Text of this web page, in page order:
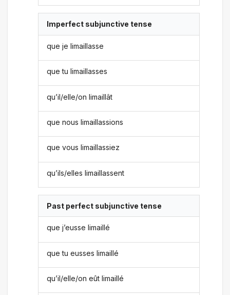
Imperfect subjunctive tense
que je limaillasse
que tu limaillasses
qu’il/elle/on limaillât
que nous limaillassions
que vous limaillassiez
qu’ils/elles limaillassent
Past perfect subjunctive tense
que j’eusse limaillé
que tu eusses limaillé
qu’il/elle/on eût limaillé